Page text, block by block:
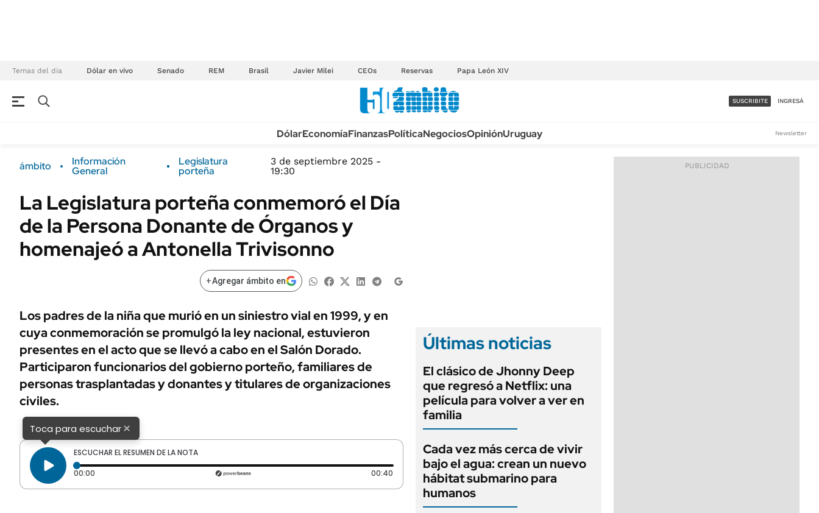
Temas del día Dólar en vivo Senado REM Brasil Javier Milei CEOs Reservas Papa León XIV
Banco de Datos
Dólar
Mercados
Real Estate
Seguros
ENERGY REPORT
POLÍTICA
Municipios
URUGUAY
TECNOLOGÍA
MÉXICO
MUNDO
ESPECTÁCULOS
LIFESTYLE
ACCESO FULL - $1.800/MES
SUSCRIBITE INGRESÁ
DólarEconomíaFinanzasPolíticaNegociosOpiniónUruguay Newsletter
ámbito Información
General
Legislatura
porteña
3 de septiembre 2025 -
19:30
La Legislatura porteña conmemoró el Día
de la Persona Donante de Órganos y
homenajeó a Antonella Trivisonno
+Agregar ámbito en
Los padres de la niña que murió en un siniestro vial en 1999, y en
cuya conmemoración se promulgó la ley nacional, estuvieron
presentes en el acto que se llevó a cabo en el Salón Dorado.
Participaron funcionarios del gobierno porteño, familiares de
personas trasplantadas y donantes y titulares de organizaciones
civiles.
Toca para escuchar×
ESCUCHAR EL RESUMEN DE LA NOTA
00:00 Tiempo transcurrido: 0 segundos 00:40 Duración: 40 segundos
Últimas noticias
El clásico de Jhonny Deep
que regresó a Netflix: una
película para volver a ver en
familia
Cada vez más cerca de vivir
bajo el agua: crean un nuevo
hábitat submarino para
humanos